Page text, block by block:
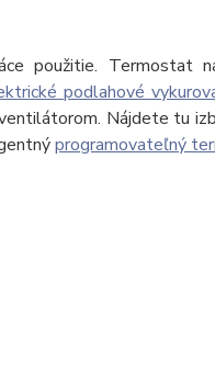
použitie. Termostat
podlahové
ventilátorom. Nájdete tu
programovateľný